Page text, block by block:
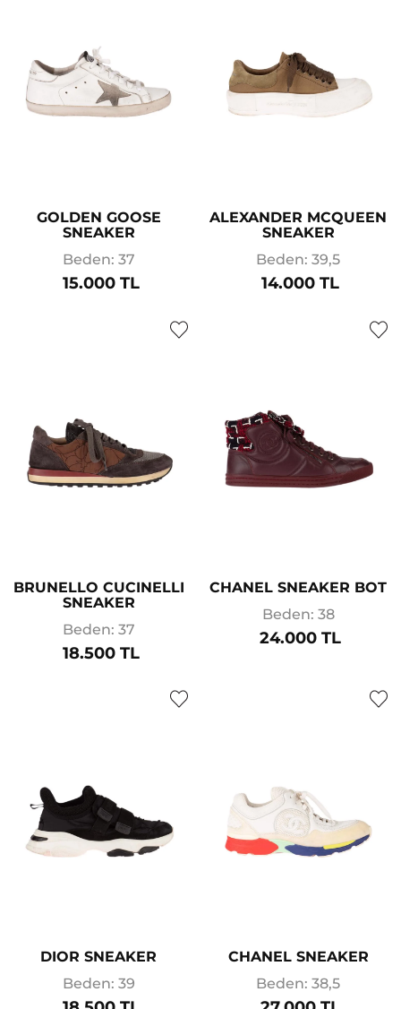
GOLDEN GOOSE
SNEAKER
Beden: 37
15.000 TL
ALEXANDER MCQUEEN
SNEAKER
Beden: 39,5
14.000 TL
BRUNELLO CUCINELLI
SNEAKER
Beden: 37
18.500 TL
CHANEL SNEAKER BOT
Beden: 38
24.000 TL
DIOR SNEAKER
Beden: 39
CHANEL SNEAKER
Beden: 38,5